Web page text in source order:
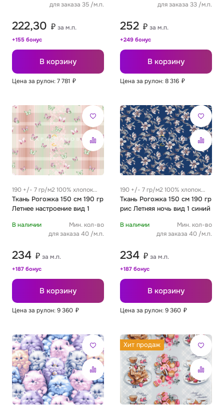
для заказа 35 /м.п.
222,30 ₽ за м.п.
+155 бонус
В корзину
Цена за рулон: 7 781 ₽
для заказа 33 /м.п.
252 ₽ за м.п.
+249 бонус
В корзину
Цена за рулон: 8 316 ₽
190 +/- 7 гр/м2 100% хлопок
0.22 м
Ткань Рогожка 150 см 190 гр
Летнее настроение вид 1
В наличии
Мин. кол-во
для заказа 40 /м.п.
234 ₽ за м.п.
+187 бонус
В корзину
Цена за рулон: 9 360 ₽
190 +/- 7 гр/м2 100% хлопок
0.22 м
Ткань Рогожка 150 см 190 гр
рис Летняя ночь вид 1 синий
В наличии
Мин. кол-во
для заказа 40 /м.п.
234 ₽ за м.п.
+187 бонус
В корзину
Цена за рулон: 9 360 ₽
Хит продаж